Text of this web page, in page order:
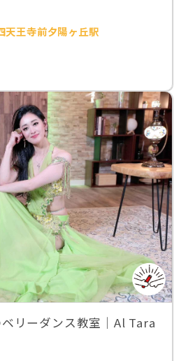
天王寺前夕陽ヶ丘駅
リーダンス教室｜Al Tara